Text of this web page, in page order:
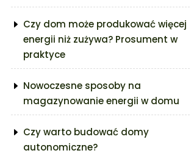
Czy dom może produkować więcej
energii niż zużywa? Prosument w
praktyce
Nowoczesne sposoby na
magazynowanie energii w domu
Czy warto budować domy
autonomiczne?